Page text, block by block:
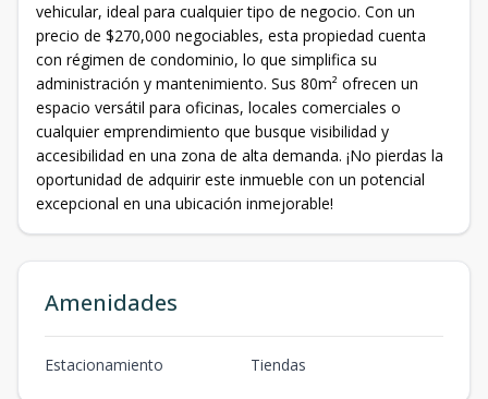
vehicular, ideal para cualquier tipo de negocio. Con un
precio de $270,000 negociables, esta propiedad cuenta
con régimen de condominio, lo que simplifica su
administración y mantenimiento. Sus 80m² ofrecen un
espacio versátil para oficinas, locales comerciales o
cualquier emprendimiento que busque visibilidad y
accesibilidad en una zona de alta demanda. ¡No pierdas la
oportunidad de adquirir este inmueble con un potencial
excepcional en una ubicación inmejorable!
Amenidades
Estacionamiento Tiendas